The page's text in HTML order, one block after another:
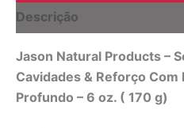
Hortelã
Fluoreto
Mar
Profundo
6
Descrição
Jason Natural Products –
Cavidades & Reforço
Profundo – 6 oz. ( 170 g)